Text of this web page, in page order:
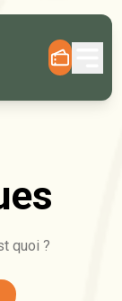
quoi ?